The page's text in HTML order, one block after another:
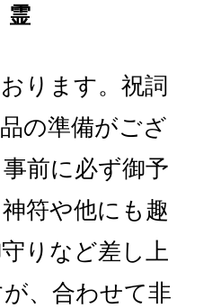
ります。祝詞
の準備がござ
前に必ず御予
符や他にも趣
りなど差し上
、合わせて非